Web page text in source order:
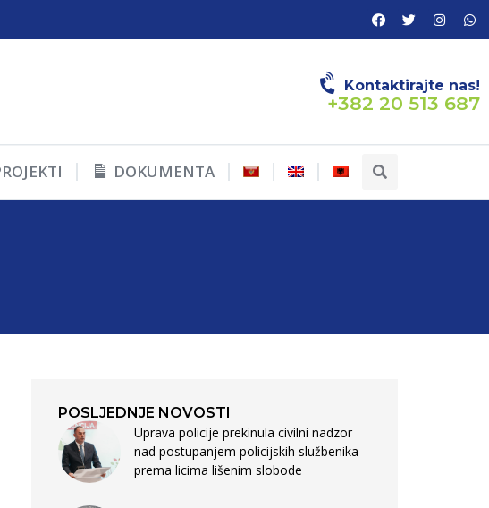
Kontaktirajte nas!
+382 20 513 687
DOKUMENTA
POSLJEDNJE NOVOSTI
Uprava policije prekinula civilni nadzor
nad postupanjem policijskih službenika
prema licima lišenim slobode